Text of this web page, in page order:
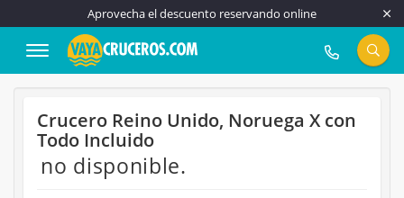
Aprovecha el descuento reservando online
917 815 555
Crucero Reino Unido, Noruega X con
Todo Incluido
no disponible.